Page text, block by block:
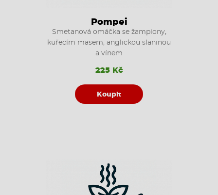
Pompei
Smetanová omáčka se žampiony,
kuřecím masem, anglickou slaninou
a vínem
225 Kč
Koupit